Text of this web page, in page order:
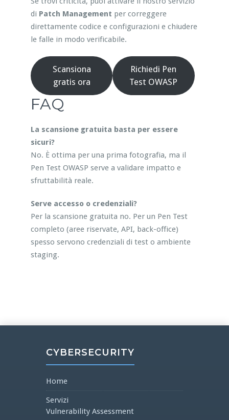
di Patch Management per correggere
direttamente codice e configurazioni e chiudere
le falle in modo verificabile.
Scansiona
gratis ora
Richiedi Pen
Test OWASP
FAQ
La scansione gratuita basta per essere
sicuri?
No. È ottima per una prima fotografia, ma il
Pen Test OWASP serve a validare impatto e
sfruttabilità reale.
Serve accesso o credenziali?
Per la scansione gratuita no. Per un Pen Test
completo (aree riservate, API, back-office)
spesso servono credenziali di test o ambiente
staging.
CYBERSECURITY
Home
Servizi
Vulnerability Assessment